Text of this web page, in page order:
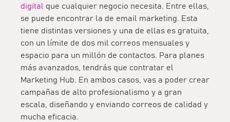
digital que cualquier negocio necesita. Entre ellas,
se puede encontrar la de email marketing. Esta
tiene distintas versiones y una de ellas es gratuita,
con un límite de dos mil correos mensuales y
espacio para un millón de contactos. Para planes
más avanzados, tendrás que contratar el
Marketing Hub. En ambos casos, vas a poder crear
campañas de alto profesionalismo y a gran
escala, diseñando y enviando correos de calidad y
mucha eficacia.